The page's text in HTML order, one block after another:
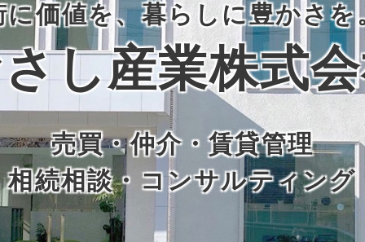
に価値を、暮らしに豊かさを
し産業株式
売買・仲介・賃貸管理
相続相談・コンサルティング